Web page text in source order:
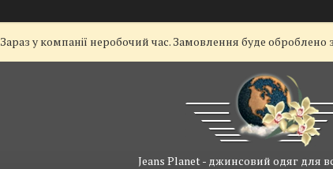
Зараз у компанії неробочий час. Замовлення буде
Jeans Planet - джинсовий одяг для